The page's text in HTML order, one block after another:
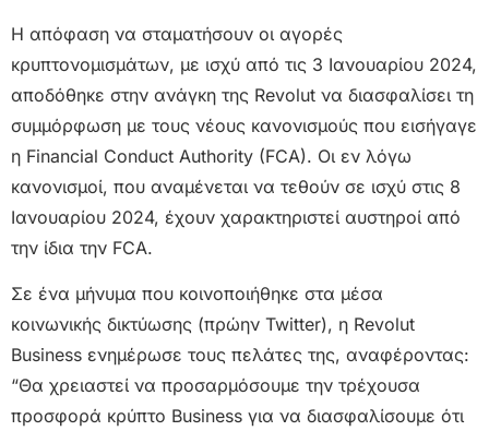
Η απόφαση να σταματήσουν οι αγορές
κρυπτονομισμάτων, με ισχύ από τις 3 Ιανουαρίου 2024,
αποδόθηκε στην ανάγκη της Revolut να διασφαλίσει τη
συμμόρφωση με τους νέους κανονισμούς που εισήγαγε
η Financial Conduct Authority (FCA). Οι εν λόγω
κανονισμοί, που αναμένεται να τεθούν σε ισχύ στις 8
Ιανουαρίου 2024, έχουν χαρακτηριστεί αυστηροί από
την ίδια την FCA.
Σε ένα μήνυμα που κοινοποιήθηκε στα μέσα
κοινωνικής δικτύωσης (πρώην Twitter), η Revolut
Business ενημέρωσε τους πελάτες της, αναφέροντας:
“Θα χρειαστεί να προσαρμόσουμε την τρέχουσα
προσφορά κρύπτο Business για να διασφαλίσουμε ότι